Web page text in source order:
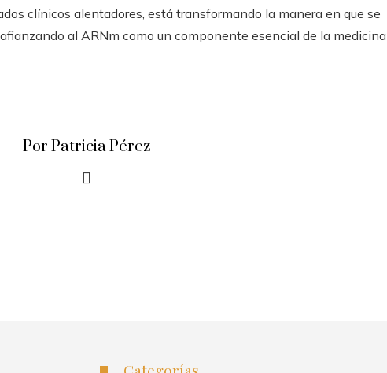
clínicos alentadores, está transformando la manera en que se
al ARNm como un componente esencial de la medicina
Por Patricia Pérez